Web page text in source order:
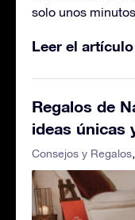
solo unos
Leer el
Regalos de
ideas únicas
Consejos y Regalos